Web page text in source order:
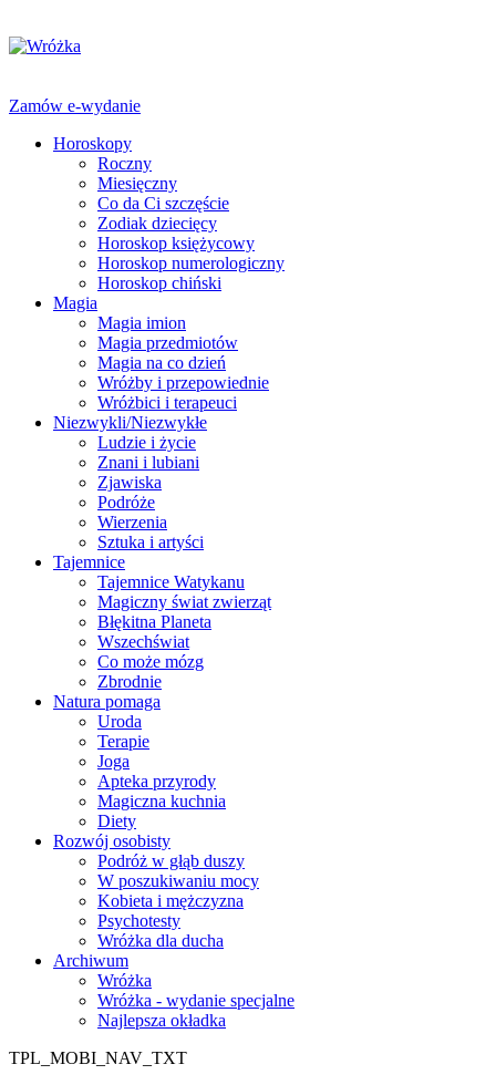
Zamów e-wydanie
Horoskopy
Roczny
Miesięczny
Co da Ci szczęście
Zodiak dziecięcy
Horoskop księżycowy
Horoskop numerologiczny
Horoskop chiński
Magia
Magia imion
Magia przedmiotów
Magia na co dzień
Wróżby i przepowiednie
Wróżbici i terapeuci
Niezwykli/Niezwykłe
Ludzie i życie
Znani i lubiani
Zjawiska
Podróże
Wierzenia
Sztuka i artyści
Tajemnice
Tajemnice Watykanu
Magiczny świat zwierząt
Błękitna Planeta
Wszechświat
Co może mózg
Zbrodnie
Natura pomaga
Uroda
Terapie
Joga
Apteka przyrody
Magiczna kuchnia
Diety
Rozwój osobisty
Podróż w głąb duszy
W poszukiwaniu mocy
Kobieta i mężczyzna
Psychotesty
Wróżka dla ducha
Archiwum
Wróżka
Wróżka - wydanie specjalne
Najlepsza okładka
TPL_MOBI_NAV_TXT